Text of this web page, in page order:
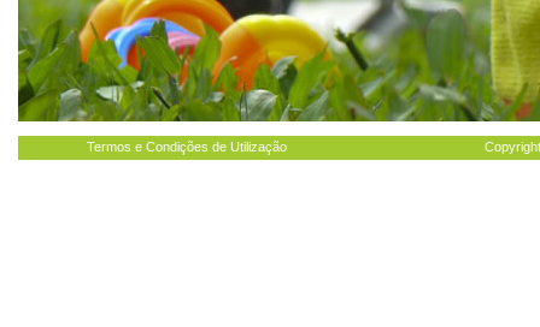
Termos e Condições de Utilização